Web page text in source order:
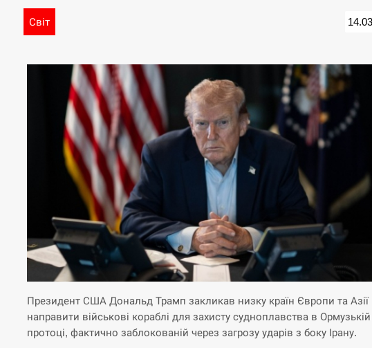
Світ
Президент США Дональд Трамп закликав низку країн Європи та Азії
направити військові кораблі для захисту судноплавства в Ормузькій
протоці, фактично заблокованій через загрозу ударів з боку Ірану.